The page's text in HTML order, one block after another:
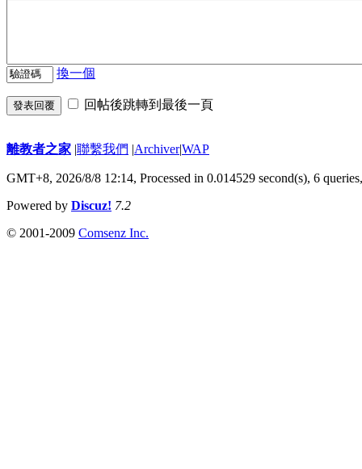
換一個
發表回覆 回帖後跳轉到最後一頁
離教者之家 |聯繫我們 |Archiver|WAP
GMT+8, 2026/8/8 12:14, Processed in 0.014529 second(s), 6
Powered by Discuz! 7.2
© 2001-2009 Comsenz Inc.